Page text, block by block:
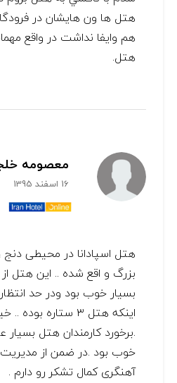
هتل ها ون هايشان در
هم وايفا نداشت در واقع
هتل.
معصومه
16 اسفند 1395
هتل اسپادانا در محیطی دنج
بزرگ و اقع شده .. این هتل
بسیار خوب بود ودر حد
اینکه هتل ۳ ستاره
.برخورد کارمندان هتل
خوب بود .در ضمن از
آهنگری کمال تشکر رو دارم .